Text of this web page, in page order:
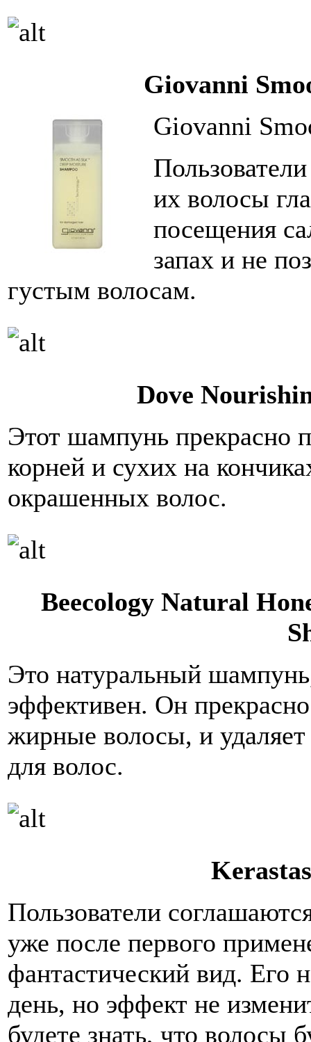
Giovanni
Giovanni
их волосы
посещения
запах и не
густым волосам.
Dove
Этот шампунь прекрасно
корней и сухих на
окрашенных волос.
Beecology Natural
Это натуральный
эффективен. Он
жирные волосы, и удаляет
для волос.
Пользователи
уже после первого
фантастический вид. Его
день, но эффект не
будете знать, что волосы